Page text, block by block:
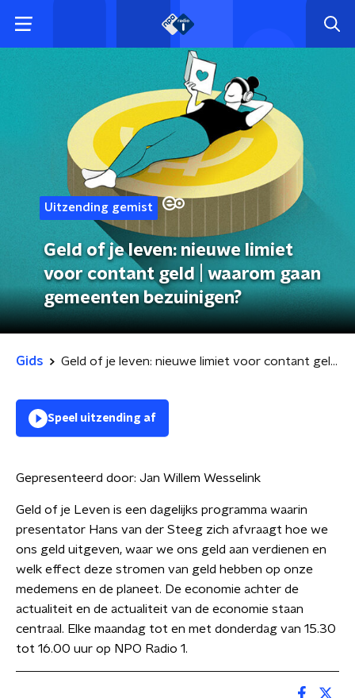
Uitzending gemist
Geld of je leven: nieuwe limiet
voor contant geld | waarom gaan
gemeenten bezuinigen?
Gids Geld of je leven: nieuwe limiet voor contant geld | waarom gaan gemeenten bezuinigen?
Speel uitzending af
Gepresenteerd door: Jan Willem Wesselink
Geld of je Leven is een dagelijks programma waarin
presentator Hans van der Steeg zich afvraagt hoe we
ons geld uitgeven, waar we ons geld aan verdienen en
welk effect deze stromen van geld hebben op onze
medemens en de planeet. De economie achter de
actualiteit en de actualiteit van de economie staan
centraal. Elke maandag tot en met donderdag van 15.30
tot 16.00 uur op NPO Radio 1.